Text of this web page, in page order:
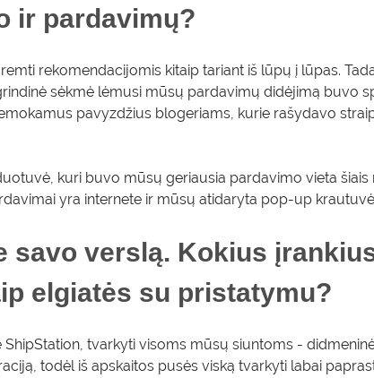
ir pardavimų?
rekomendacijomis kitaip tariant iš lūpų į lūpas.
sėkmė lėmusi mūsų pardavimų didėjimą buvo
pavyzdžius blogeriams, kurie rašydavo
kuri buvo mūsų geriausia pardavimo vieta
yra internete ir mūsų atidaryta pop-up
savo verslą. Kokius
elgiatės su pristatymu?
tvarkyti visoms mūsų siuntoms -
todėl iš apskaitos pusės viską tvarkyti labai